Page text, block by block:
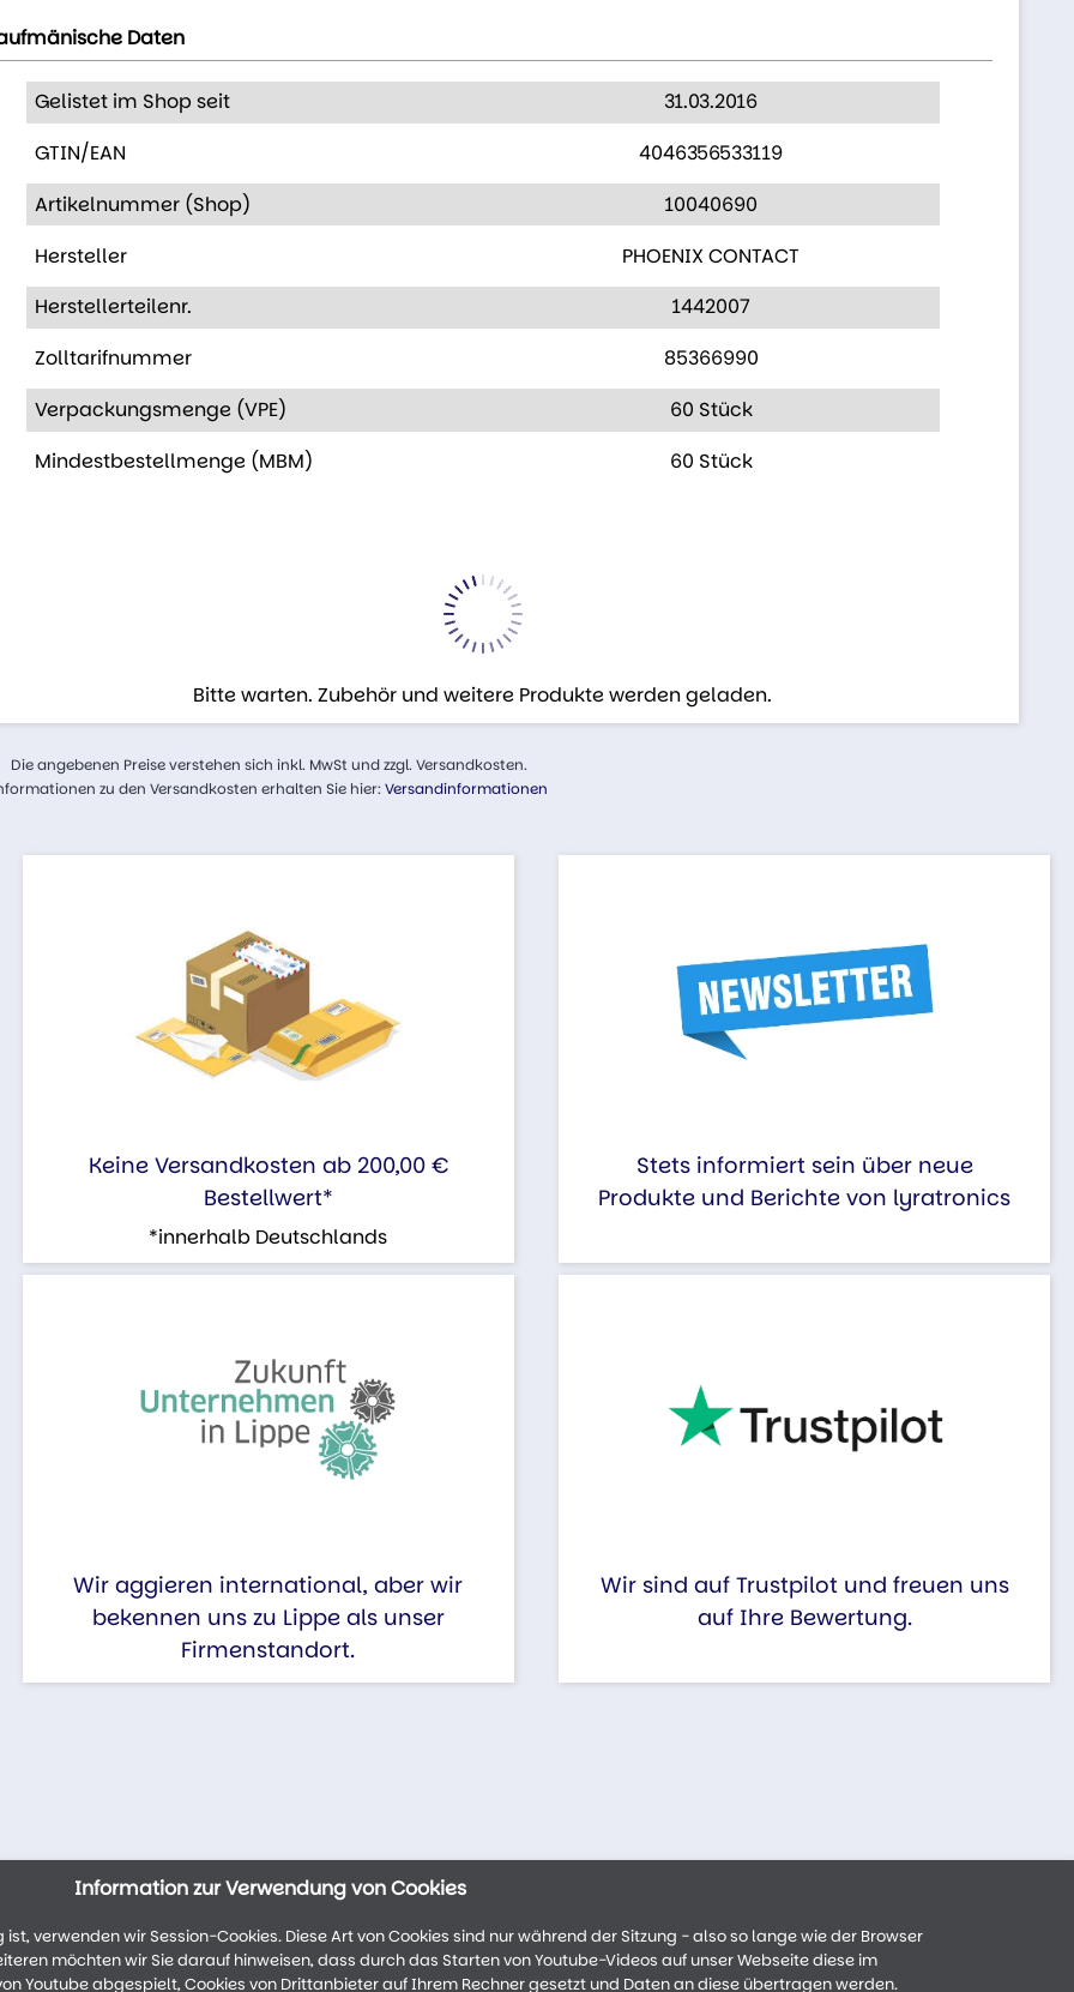
Daten
Gelistet im Shop seit
31.03.2016
GTIN/EAN
4046356533119
Artikelnummer (Shop)
10040690
Hersteller
PHOENIX CONTACT
Herstellerteilenr.
1442007
Zolltarifnummer
85366990
Verpackungsmenge (VPE)
60 Stück
Mindestbestellmenge (MBM)
60 Stück
Bitte warten. Zubehör und weitere Produkte werden geladen.
Die angebenen Preise verstehen sich inkl. MwSt und zzgl. Versandkosten.
zu den Versandkosten erhalten Sie hier: Versandinformationen
Keine Versandkosten ab 200,00 €
Bestellwert*
*innerhalb Deutschlands
Stets informiert sein über neue
Produkte und Berichte von lyratronics
Wir aggieren international, aber wir
bekennen uns zu Lippe als unser
Firmenstandort.
Wir sind auf Trustpilot und freuen uns
auf Ihre Bewertung.
Information zur Verwendung von Cookies
verwenden wir Session-Cookies. Diese Art von Cookies sind nur während der Sitzung - also so lange wie der Browser
möchten wir Sie darauf hinweisen, dass durch das Starten von Youtube-Videos auf unser Webseite diese im
Youtube abgespielt, Cookies von Drittanbieter auf Ihrem Rechner gesetzt und Daten an diese übertragen werden.